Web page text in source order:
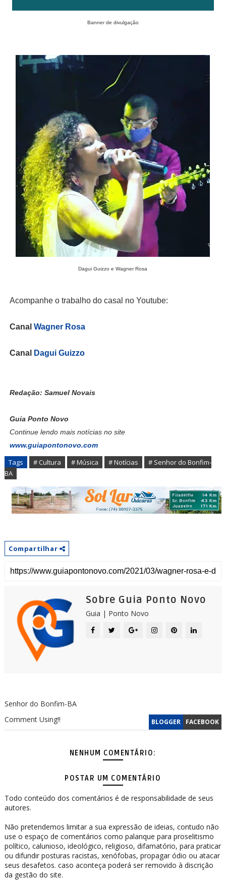
Banner de divulgação
Dagui Guizzo e Wagner Rosa
Acompanhe o trabalho do casal no Youtube:
Canal Wagner Rosa
Canal Dagui Guizzo
Redação: Samuel Novais
Guia Ponto Novo
Continue lendo mais notícias no site
www.guiapontonovo.com
Tags # Cultura # Música # Notícias
# Senhor do Bonfim-
BA
Compartilhar
Sobre Guia Ponto Novo
Guia | Ponto Novo
Senhor do Bonfim-BA
BLOGGER FACEBOOK
Comment Using!!
NENHUM COMENTÁRIO:
POSTAR UM COMENTÁRIO
Todo conteúdo dos comentários é de responsabilidade de seus
autores.
Não pretendemos limitar a sua expressão de ideias, contudo não
use o espaço de comentários como palanque para proselitismo
político, calunioso, ideológico, religioso, difamatório, para praticar
ou difundir posturas racistas, xenófobas, propagar ódio ou atacar
seus desafetos. caso aconteça poderá ser removido à discrição
da gestão do site.